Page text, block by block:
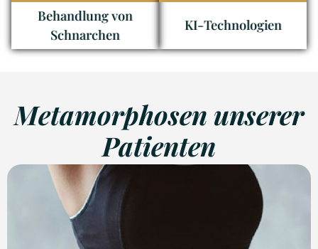
Behandlung von
Schnarchen
KI-Technologien
Metamorphosen unserer
Patienten